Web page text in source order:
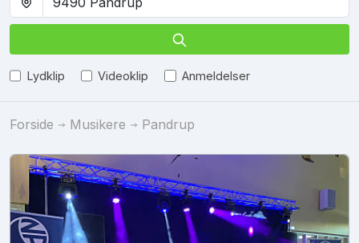
Lydklip Videoklip Anmeldelser
Forside Musikere Pandrup